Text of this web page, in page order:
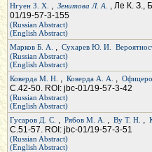
Нгуен З. Х.
, Зенитова Л. А. , Ле К. З.,
01/19-57-3-155
(Russian Abstract)
(English Abstract)
Марков Б. А.
, Сухарев Ю. И.
(Russian Abstract)
(English Abstract)
Коверда М. Н. , Коверда А. А. ,
С.42-50. ROI: jbc-01/19-57-3-42
(Russian Abstract)
(English Abstract)
Гусаров Д. С. , Рябов М. А. , Ву Т. Н. ,
С.51-57. ROI: jbc-01/19-57-3-51
(Russian Abstract)
(English Abstract)